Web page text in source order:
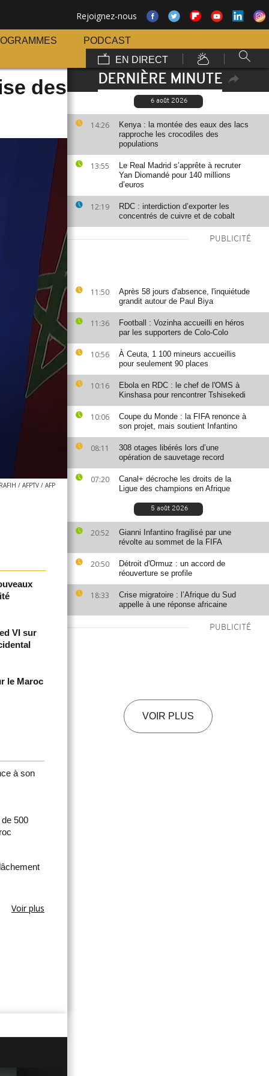
Rejoignez-nous
PODCAST
EN DIRECT
DERNIÈRE MINUTE
6 août 2026
14:26
Kenya : la montée des eaux des lacs
rapproche les crocodiles des
populations
13:55
Le Real Madrid s’apprête à recruter
Yan Diomandé pour 140 millions
d’euros
12:19
RDC : interdiction d’exporter les
concentrés de cuivre et de cobalt
PUBLICITÉ
11:50
Après 58 jours d'absence, l'inquiétude
grandit autour de Paul Biya
11:36
Football : Vozinha accueilli en héros
par les supporters de Colo-Colo
10:56
À Ceuta, 1 100 mineurs accueillis
pour seulement 90 places
10:16
Ebola en RDC : le chef de l'OMS à
Kinshasa pour rencontrer Tshisekedi
10:06
Coupe du Monde : la FIFA renonce à
son projet, mais soutient Infantino
08:11
308 otages libérés lors d’une
opération de sauvetage record
07:20
Canal+ décroche les droits de la
Ligue des champions en Afrique
5 août 2026
20:52
Gianni Infantino fragilisé par une
révolte au sommet de la FIFA
20:50
Détroit d'Ormuz : un accord de
réouverture se profile
18:33
Crise migratoire : l’Afrique du Sud
appelle à une réponse africaine
PUBLICITÉ
VOIR PLUS
des
/ AFPTV / AFP
VI sur
le Maroc
à son
500
Voir plus